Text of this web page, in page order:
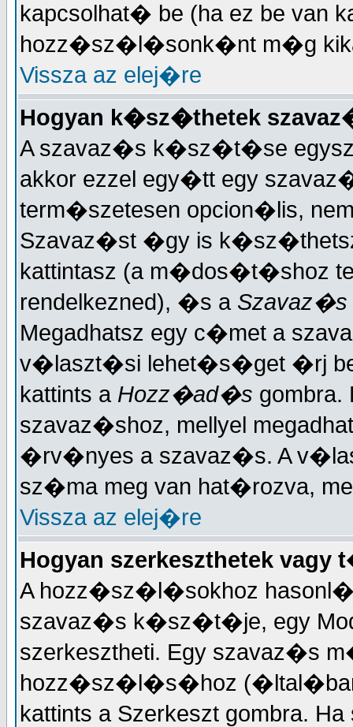
kapcsolhat� be (ha ez be van
hozz�sz�l�sonk�nt m�g
Vissza az elej�re
Hogyan k�sz�thetek
A szavaz�s k�sz�t�se
akkor ezzel egy�tt egy
term�szetesen opcion�lis,
Szavaz�st �gy is
kattintasz (a m�dos�t�shoz
rendelkezned), �s a
Megadhatsz egy c�met a
v�laszt�si lehet�s�get �rj
kattints a Hozz�ad�s
szavaz�shoz, mellyel
�rv�nyes a szavaz�s. A
sz�ma meg van hat�rozva,
Vissza az elej�re
Hogyan szerkeszthetek
A hozz�sz�l�sokhoz
szavaz�s k�sz�t�je, egy
szerkesztheti. Egy szavaz�s
hozz�sz�l�s�hoz
kattints a Szerkeszt gombra.